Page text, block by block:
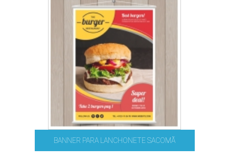
BANNER PARA LANCHONETE SACOMÃ